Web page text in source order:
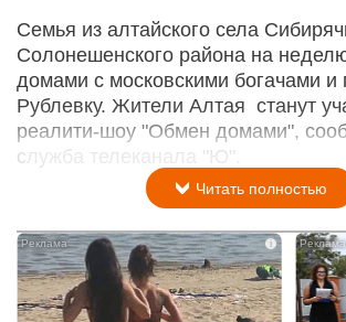
Семья из алтайского села
Солонешенского района на
домами с московскими богачами и
Рублевку. Жители Алтая станут
реалити-шоу "Обмен домами",
служба телеканала "Ю".
Читать полностью
i